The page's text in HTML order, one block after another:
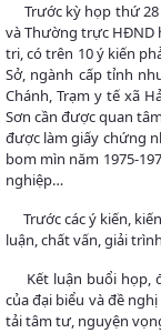
Trước kỳ họp thứ 28
và Thường trực HĐND
tri, có trên 10 ý kiến
Sở, ngành cấp tỉnh
Chánh, Trạm y tế xã
Sơn cần được quan
được làm giấy chứng
bom mìn năm 1975-
nghiệp…
Trước các ý kiến,
luận, chất vấn, giải
Kết luận buổi họp,
của đại biểu và đề
tải tâm tư, nguyện